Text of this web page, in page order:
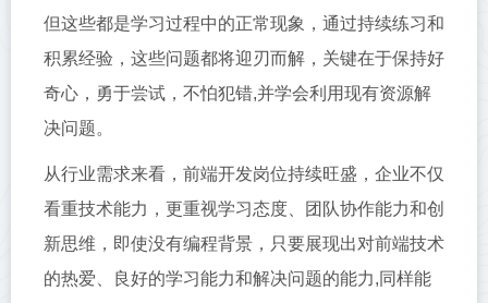
但这些都是学习过程中的正常现象，通过持续练习和
积累经验，这些问题都将迎刃而解，关键在于保持好
奇心，勇于尝试，不怕犯错,并学会利用现有资源解
决问题。
从行业需求来看，前端开发岗位持续旺盛，企业不仅
看重技术能力，更重视学习态度、团队协作能力和创
新思维，即使没有编程背景，只要展现出对前端技术
的热爱、良好的学习能力和解决问题的能力,同样能